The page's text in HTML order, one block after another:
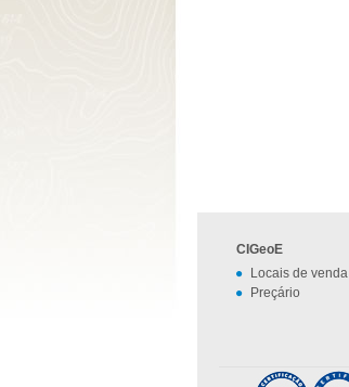
CIGeoE
Locais de venda
Preçário